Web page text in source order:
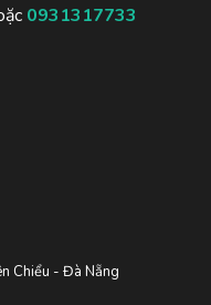
0931317733
Chiểu - Đà Nẵng